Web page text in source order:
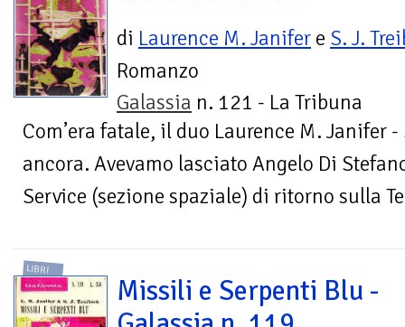
di Laurence M. Janifer e S. J.
Romanzo
Galassia n. 121 - La Tribuna
Com’era fatale, il duo Laurence M. Janifer
ancora. Avevamo lasciato Angelo Di
Service (sezione spaziale) di ritorno sulla
LIBRI
Missili e Serpenti Blu -